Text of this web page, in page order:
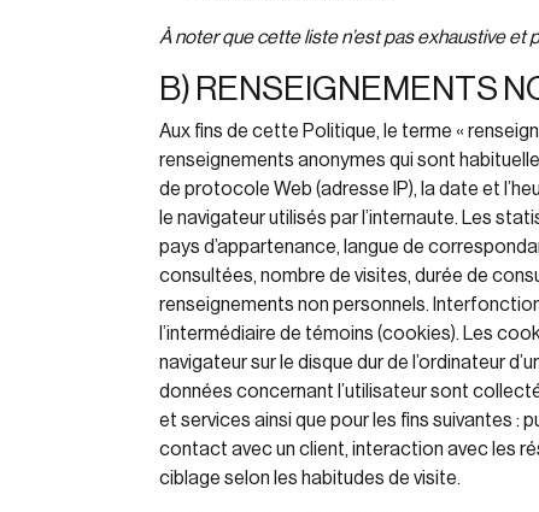
À noter que cette liste n’est pas exhaustive et
B) RENSEIGNEMENTS
Aux fins de cette Politique, le terme «
renseignements anonymes qui sont
de protocole Web (adresse IP), la date et
le navigateur utilisés par l’internaute. Les
pays d’appartenance, langue de
consultées, nombre de visites, durée de
renseignements non personnels.
l’intermédiaire de témoins (cookies). Les
navigateur sur le disque dur de l’ordinateur
données concernant l’utilisateur sont
et services ainsi que pour les fins suivantes
contact avec un client, interaction avec les
ciblage selon les habitudes de visite.